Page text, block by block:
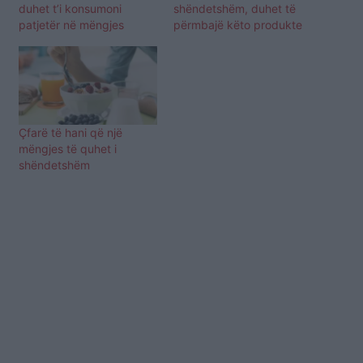
duhet t’i konsumoni
patjetër në mëngjes
shëndetshëm, duhet të
përmbajë këto produkte
Çfarë të hani që një
mëngjes të quhet i
shëndetshëm